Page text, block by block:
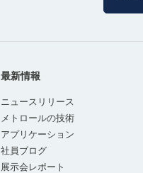
最新情報
ニュースリリース
メトロールの技術
アプリケーション
社員ブログ
展示会レポート